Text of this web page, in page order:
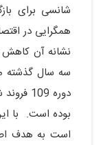
شانسی برای
همگرایی در
نشانه آن کاهش
سه سال گذشته
بوده است. با
است به هدف